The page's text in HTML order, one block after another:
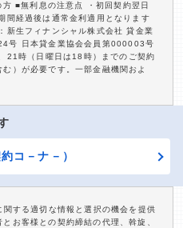
■無利息の注意点 ・初回契約翌日
間経過後は通常金利適用となります
新生フィナンシャル株式会社 貸金業
号 日本貸金業協会会員第000003号
21時（日曜日は18時）までのご契約
）が必要です。一部金融機関およ
コ－ナ－）
する適切な情報と選択の機会を提供
お客様との契約締結の代理、斡旋、